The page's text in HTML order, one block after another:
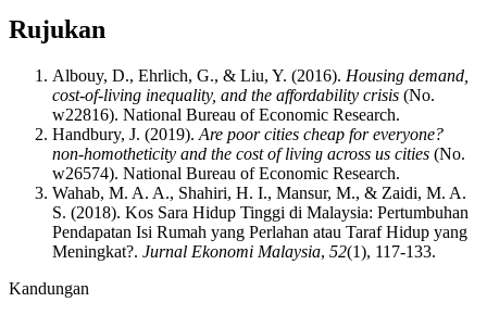
Rujukan
Albouy, D., Ehrlich, G., & Liu, Y. (2016). Housing demand,
cost-of-living inequality, and the affordability crisis (No.
w22816). National Bureau of Economic Research.
Handbury, J. (2019). Are poor cities cheap for everyone?
non-homotheticity and the cost of living across us cities (No.
w26574). National Bureau of Economic Research.
Wahab, M. A. A., Shahiri, H. I., Mansur, M., & Zaidi, M. A.
S. (2018). Kos Sara Hidup Tinggi di Malaysia: Pertumbuhan
Pendapatan Isi Rumah yang Perlahan atau Taraf Hidup yang
Meningkat?. Jurnal Ekonomi Malaysia, 52(1), 117-133.
Kandungan